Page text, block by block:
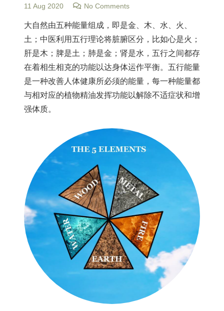
11 Aug 2020 No Comments
大自然由五种能量组成，即是金、木、水、火、
土；中医利用五行理论将脏腑区分，比如心是火；
肝是木；脾是土；肺是金；肾是水，五行之间都存
在着相生相克的功能以达身体运作平衡。五行能量
是一种改善人体健康所必须的能量，每一种能量都
与相对应的植物精油发挥功能以解除不适症状和增
强体质。